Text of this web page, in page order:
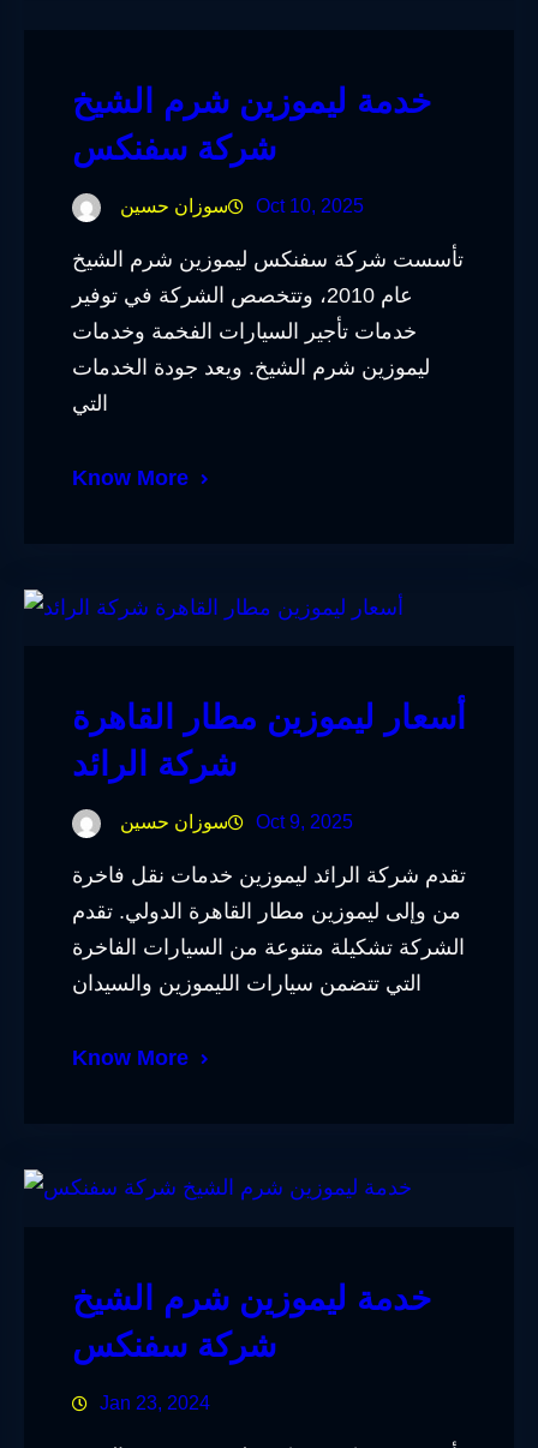
خدمة ليموزين شرم الشيخ
شركة سفنكس
سوزان حسين Oct 10, 2025
تأسست شركة سفنكس ليموزين شرم الشيخ
عام 2010، وتتخصص الشركة في توفير
خدمات تأجير السيارات الفخمة وخدمات
ليموزين شرم الشيخ. ويعد جودة الخدمات
التي
Know More
أسعار ليموزين مطار القاهرة
شركة الرائد
سوزان حسين Oct 9, 2025
تقدم شركة الرائد ليموزين خدمات نقل فاخرة
من وإلى ليموزين مطار القاهرة الدولي. تقدم
الشركة تشكيلة متنوعة من السيارات الفاخرة
التي تتضمن سيارات الليموزين والسيدان
Know More
خدمة ليموزين شرم الشيخ
شركة سفنكس
Jan 23, 2024